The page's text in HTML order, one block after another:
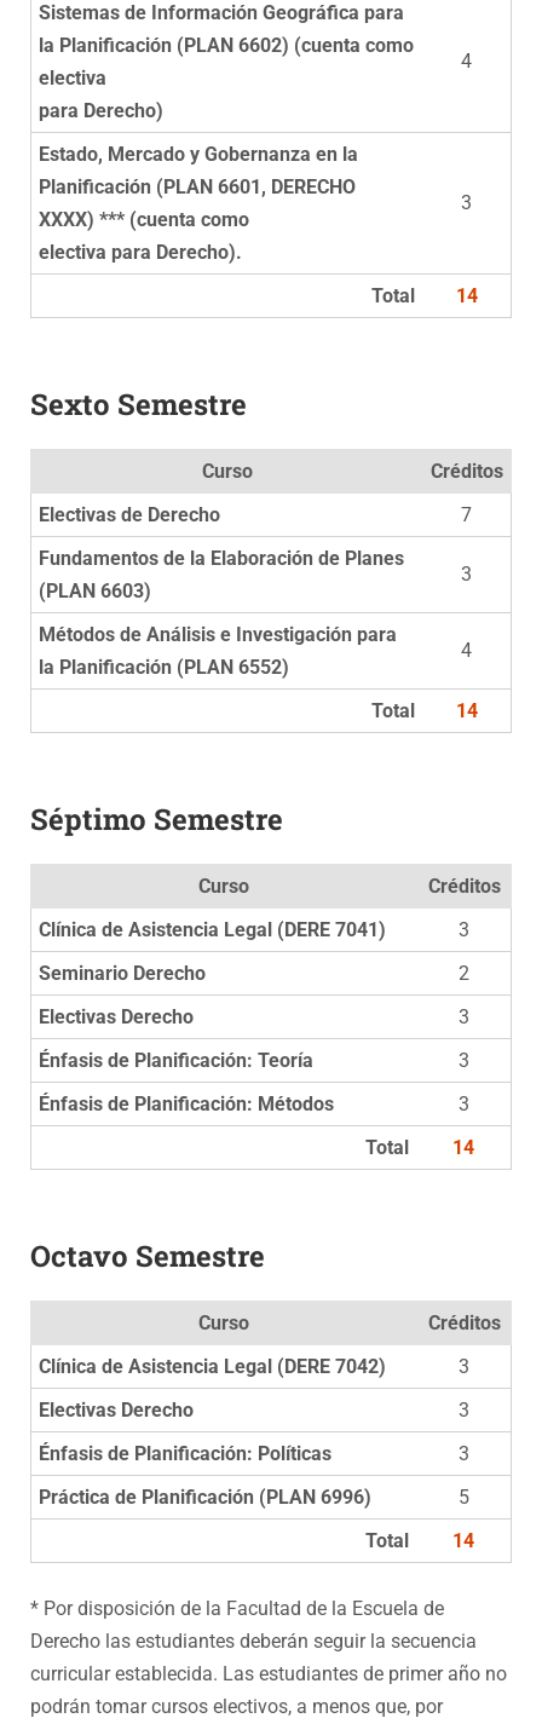
Total 14
Sistemas de Información Geográfica para
la Planificación (PLAN 6602) (cuenta como
electiva
para Derecho)
4
Estado, Mercado y Gobernanza en la
Planificación (PLAN 6601, DERECHO
XXXX) *** (cuenta como
electiva para Derecho).
3
Sexto Semestre
Curso Créditos
Total 14
Electivas de Derecho
7
Fundamentos de la Elaboración de Planes
(PLAN 6603)
3
Métodos de Análisis e Investigación para
la Planificación (PLAN 6552)
4
Séptimo Semestre
Curso Créditos
Total 14
Clínica de Asistencia Legal (DERE 7041)
3
Seminario Derecho
2
Electivas Derecho
3
Énfasis de Planificación: Teoría
3
Énfasis de Planificación: Métodos
3
Octavo Semestre
Curso Créditos
Total 14
Clínica de Asistencia Legal (DERE 7042)
3
Electivas Derecho
3
Énfasis de Planificación: Políticas
3
Práctica de Planificación (PLAN 6996)
5
* Por disposición de la Facultad de la Escuela de
Derecho las estudiantes deberán seguir la secuencia
curricular establecida. Las estudiantes de primer año no
podrán tomar cursos electivos, a menos que, por